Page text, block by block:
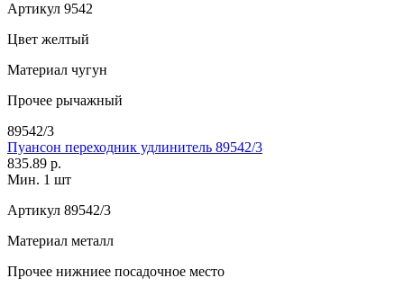
Артикул 9542
Цвет желтый
Материал чугун
Прочее рычажный
89542/3
Пуансон переходник удлинитель 89542/3
835.89 р.
Мин. 1 шт
Артикул 89542/3
Материал металл
Прочее нижниее посадочное место